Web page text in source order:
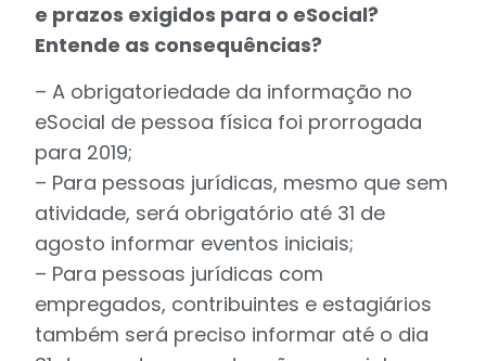
e prazos exigidos para o eSocial?
Entende as consequências?
– A obrigatoriedade da informação no
eSocial de pessoa física foi prorrogada
para 2019;
– Para pessoas jurídicas, mesmo que sem
atividade, será obrigatório até 31 de
agosto informar eventos iniciais;
– Para pessoas jurídicas com
empregados, contribuintes e estagiários
também será preciso informar até o dia